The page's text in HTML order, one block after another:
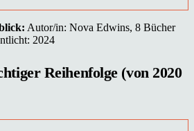
Autor/in: Nova Edwins, 8 Bücher
2024
Reihenfolge (von 2020